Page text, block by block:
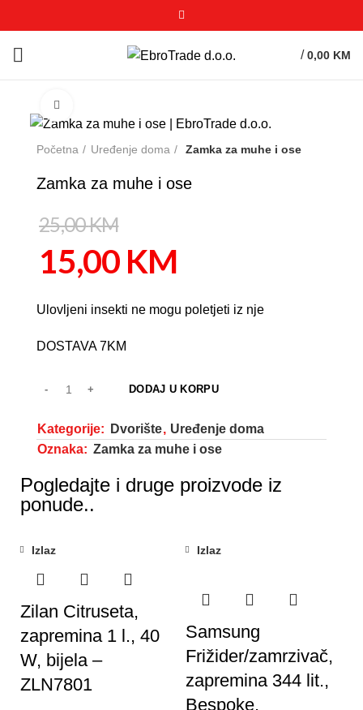
/ 0,00 KM
Početna Uređenje doma Zamka za muhe i ose
Zamka za muhe i ose
25,00KM
15,00 KM
Ulovljeni insekti ne mogu poletjeti iz nje
DOSTAVA 7KM
DODAJ U KORPU
Kategorije: Dvorište, Uređenje doma
Oznaka: Zamka za muhe i ose
Pogledajte i druge proizvode iz
ponude..
Izlaz
Zilan Citruseta,
zapremina 1 l., 40
W, bijela –
ZLN7801
Izlaz
Samsung
Frižider/zamrzivač,
zapremina 344 lit.,
Bespoke,